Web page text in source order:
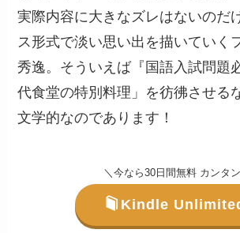
実際内容に大きなズレはないのだ
ス形式で淡い思い出を描いていく
秀逸。そういえば『国語入試問題
代食堂の特別料理」を彷彿させる
文学的なのであります！
＼今なら30日間無料 カンタ
Kindle